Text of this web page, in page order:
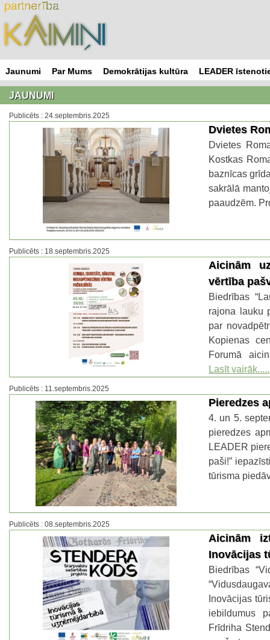
Skip
to
content
Jaunumi Par Mums Demokrātijas kultūra LEADER
JAUNUMI
Publicēts : 24.septembris.2025
Dvietes
Dvietes
Kostkas
baznīcas
sakrālā
paaudzēm.
Publicēts : 18.septembris.2025
Aicinām
vērtība
Biedrības
rajona lauku
par
Kopienas
Forumā
Lasīt vairāk.....
Publicēts : 11.septembris.2025
Pieredzes
4. un 5.
pieredzes
LEADER
paši!”
tūrisma
Publicēts : 08.septembris.2025
Aicinām
Inovācijas
Biedrības
Inovācijas
iebildumus
Frīdriha